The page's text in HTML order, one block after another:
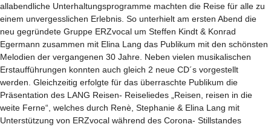
allabendliche Unterhaltungsprogramme machten die Reise für alle zu
einem unvergesslichen Erlebnis. So unterhielt am ersten Abend die
neu gegründete Gruppe ERZvocal um Steffen Kindt & Konrad
Egermann zusammen mit Elina Lang das Publikum mit den schönsten
Melodien der vergangenen 30 Jahre. Neben vielen musikalischen
Erstaufführungen konnten auch gleich 2 neue CD´s vorgestellt
werden. Gleichzeitig erfolgte für das überraschte Publikum die
Präsentation des LANG Reisen- Reiseliedes „Reisen, reisen in die
weite Ferne“, welches durch Renè, Stephanie & Elina Lang mit
Unterstützung von ERZvocal während des Corona- Stillstandes